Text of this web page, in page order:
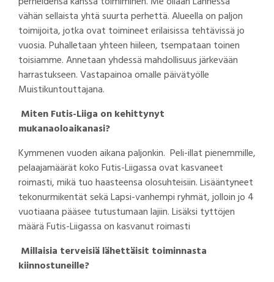
vähän sellaista yhtä suurta perhettä. Alueella on paljon
toimijoita, jotka ovat toimineet erilaisissa tehtävissä jo
vuosia. Puhalletaan yhteen hiileen, tsempataan toinen
toisiamme. Annetaan yhdessä mahdollisuus järkevään
harrastukseen. Vastapainoa omalle päivätyölle
Muistikuntouttajana.
Miten Futis-Liiga on kehittynyt
mukanaoloaikanasi?
Kymmenen vuoden aikana paljonkin. Peli-illat pienemmille,
pelaajamäärät koko Futis-Liigassa ovat kasvaneet
roimasti, mikä tuo haasteensa olosuhteisiin. Lisääntyneet
tekonurmikentät sekä Lapsi-vanhempi ryhmät, jolloin jo 4
vuotiaana pääsee tutustumaan lajiin. Lisäksi tyttöjen
määrä Futis-Liigassa on kasvanut roimasti
Millaisia terveisiä lähettäisit toiminnasta
kiinnostuneille?